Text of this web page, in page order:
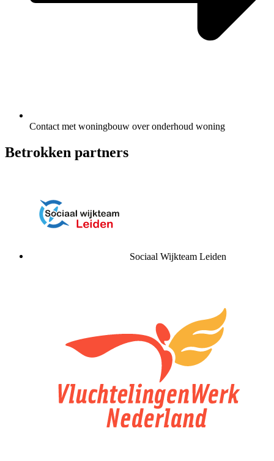
Contact met woningbouw over onderhoud woning
Betrokken partners
Sociaal Wijkteam Leiden